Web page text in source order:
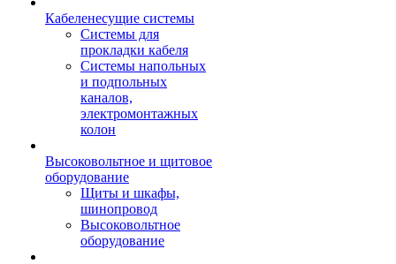
Кабеленесущие системы
Системы для
прокладки кабеля
Системы напольных
и подпольных
каналов,
электромонтажных
колон
Высоковольтное и щитовое
оборудование
Щиты и шкафы,
шинопровод
Высоковольтное
оборудование